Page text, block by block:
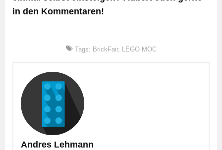
in den Kommentaren!
Tags: BrickFair, LEGO MOC
Andres Lehmann